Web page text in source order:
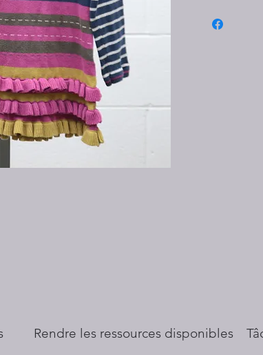
​Rendre les ressources disponibles